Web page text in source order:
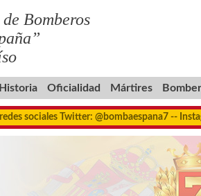
Bomberos
Historia Oficialidad Mártires
sociales Twitter: @bombaespana7 --